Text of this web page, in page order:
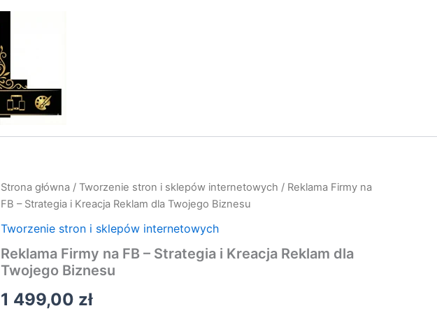
Strona główna / Tworzenie stron i sklepów internetowych / Reklama Firmy na
FB – Strategia i Kreacja Reklam dla Twojego Biznesu
Tworzenie stron i sklepów internetowych
Reklama Firmy na FB – Strategia i Kreacja Reklam dla
Twojego Biznesu
1 499,00 zł
ilość
Reklama
na
–
Strategia
Kreacja